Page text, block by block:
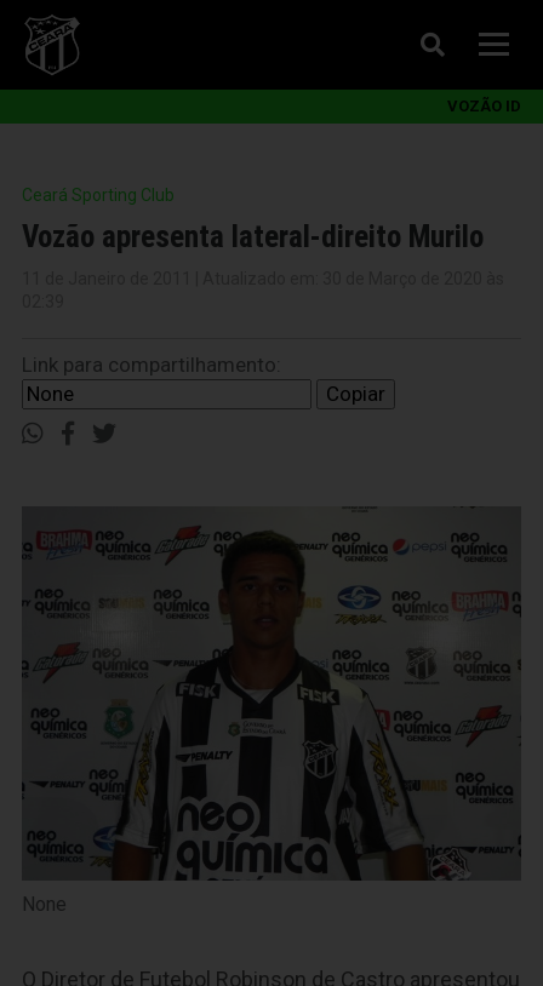
VOZÃO ID
Ceará Sporting Club
Vozão apresenta lateral-direito Murilo
Link para compartilhamento:
Copiar
None
O Diretor de Futebol Robinson de Castro apresentou